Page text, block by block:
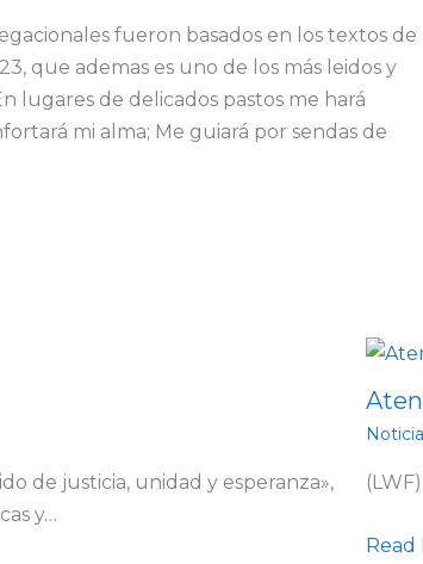
fueron basados en los textos de
que ademas es uno de los más leidos y
lugares de delicados pastos me hará
mi alma; Me guiará por sendas de
de justicia, unidad y esperanza»,
y…
Read